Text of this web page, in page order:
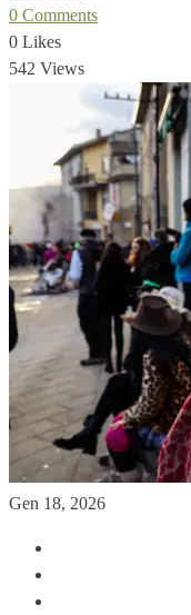
0 Comments
0 Likes
542 Views
Gen 18, 2026